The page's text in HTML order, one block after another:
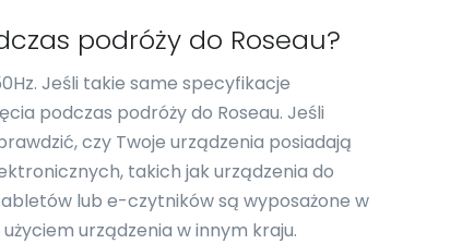
podróży do Roseau?
Jeśli takie same specyfikacje
podczas podróży do Roseau. Jeśli
czy Twoje urządzenia posiadają
takich jak urządzenia do
lub e-czytników są wyposażone w
urządzenia w innym kraju.